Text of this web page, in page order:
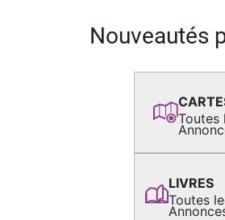
Nouveautés
Toutes
LIVRES
Toutes